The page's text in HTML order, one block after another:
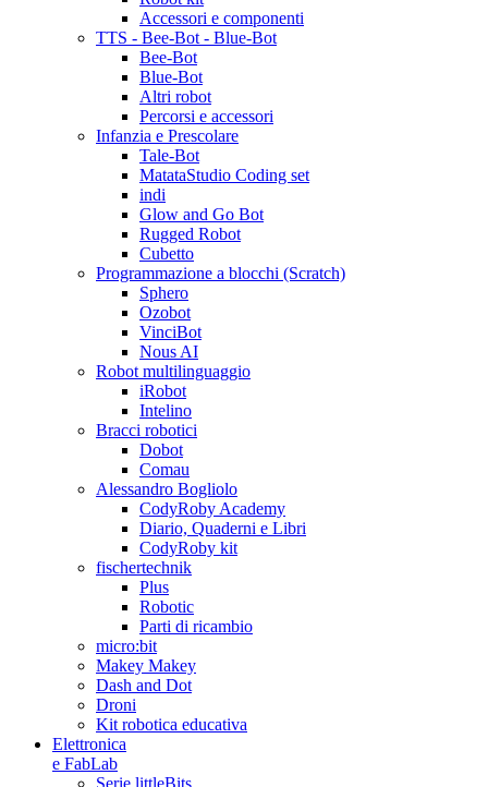
Accessori e componenti
TTS - Bee-Bot - Blue-Bot
Bee-Bot
Blue-Bot
Altri robot
Percorsi e accessori
Infanzia e Prescolare
Tale-Bot
MatataStudio Coding set
indi
Glow and Go Bot
Rugged Robot
Cubetto
Programmazione a blocchi (Scratch)
Sphero
Ozobot
VinciBot
Nous AI
Robot multilinguaggio
iRobot
Intelino
Bracci robotici
Dobot
Comau
Alessandro Bogliolo
CodyRoby Academy
Diario, Quaderni e Libri
CodyRoby kit
fischertechnik
Plus
Robotic
Parti di ricambio
micro:bit
Makey Makey
Dash and Dot
Droni
Kit robotica educativa
Elettronica
e FabLab
Serie littleBits